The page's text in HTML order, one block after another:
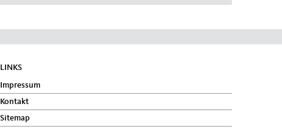
LINKS
Impressum
Kontakt
Sitemap